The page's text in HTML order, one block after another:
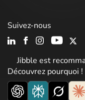
Jibble est
Découvrez pourquoi !
Suivez-nous